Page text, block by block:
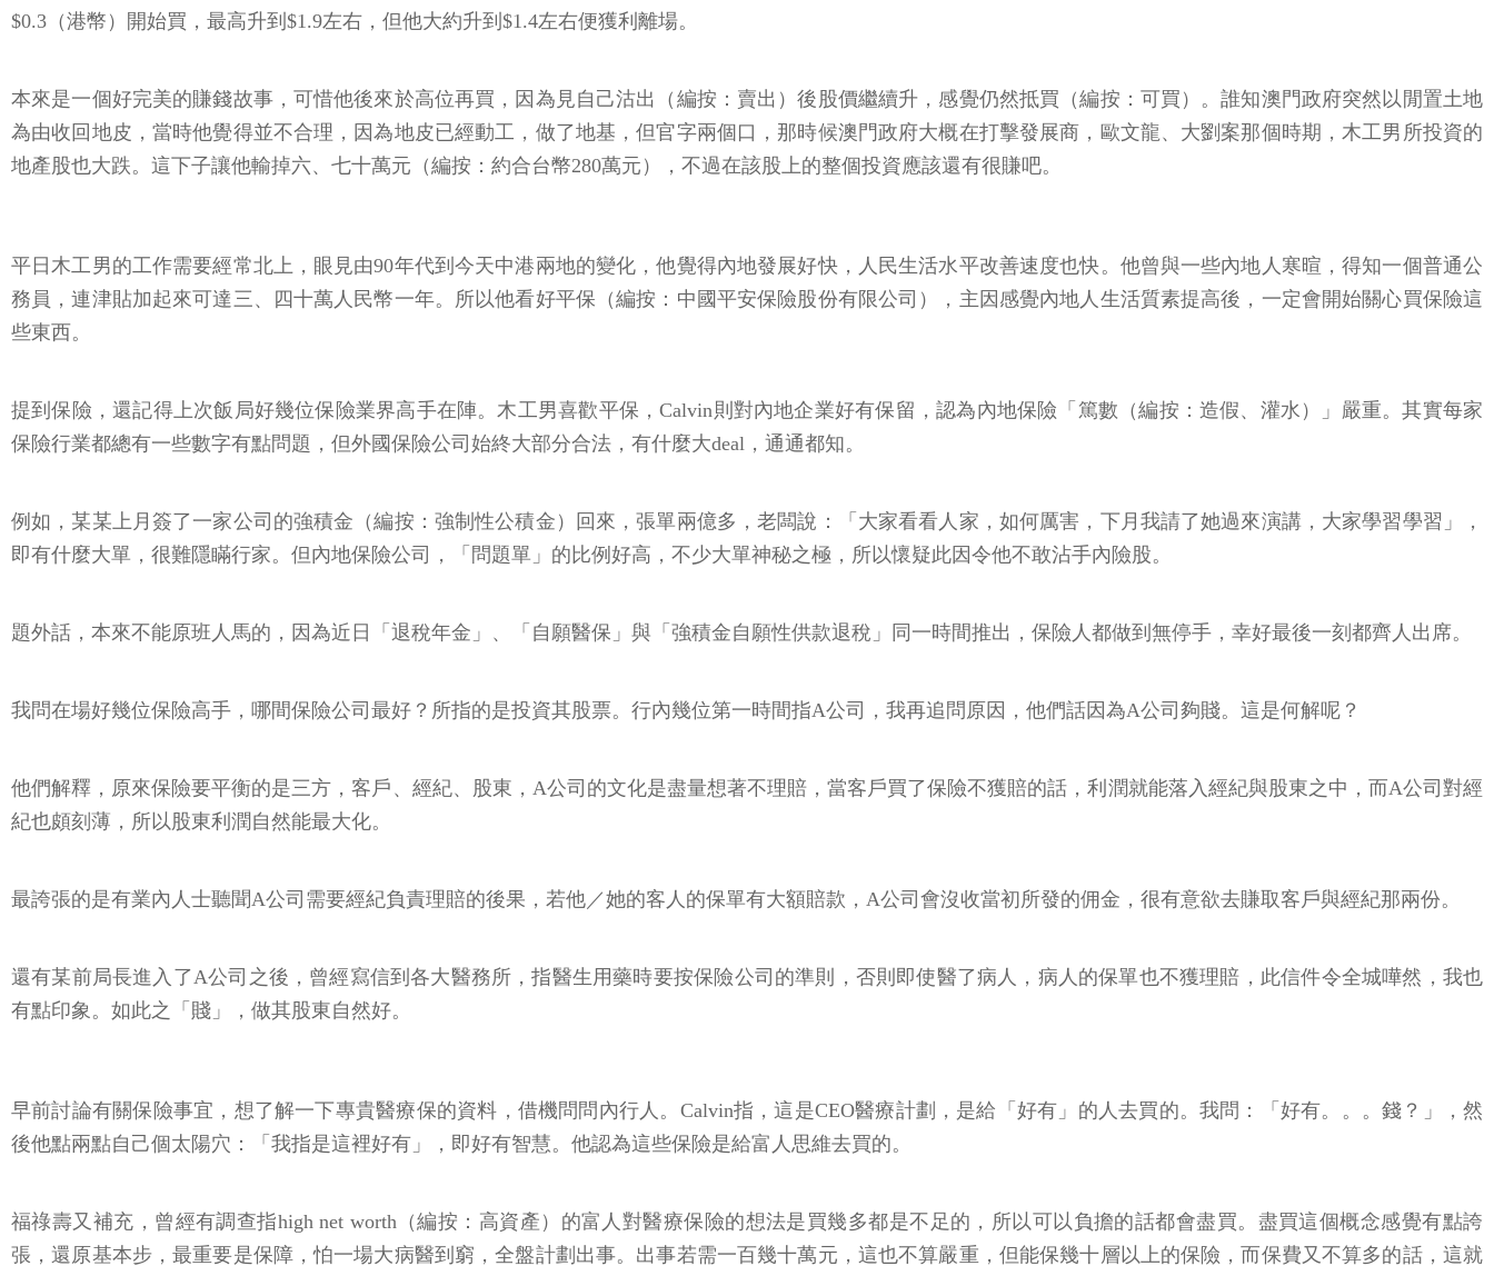
$0.3（港幣）開始買，最高升到$1.9左右，但他大約升到$1.4左右便獲利離場。
本來是一個好完美的賺錢故事，可惜他後來於高位再買，因為見自己沽出（編按：賣出）後股價繼續升，感覺仍然抵買（編按：可買）。誰知澳門政府突然以閒置土地
為由收回地皮，當時他覺得並不合理，因為地皮已經動工，做了地基，但官字兩個口，那時候澳門政府大概在打擊發展商，歐文龍、大劉案那個時期，木工男所投資的
地產股也大跌。這下子讓他輸掉六、七十萬元（編按：約合台幣280萬元），不過在該股上的整個投資應該還有很賺吧。
平日木工男的工作需要經常北上，眼見由90年代到今天中港兩地的變化，他覺得內地發展好快，人民生活水平改善速度也快。他曾與一些內地人寒暄，得知一個普通公
務員，連津貼加起來可達三、四十萬人民幣一年。所以他看好平保（編按：中國平安保險股份有限公司），主因感覺內地人生活質素提高後，一定會開始關心買保險這
些東西。
提到保險，還記得上次飯局好幾位保險業界高手在陣。木工男喜歡平保，Calvin則對內地企業好有保留，認為內地保險「篤數（編按：造假、灌水）」嚴重。其實每家
保險行業都總有一些數字有點問題，但外國保險公司始終大部分合法，有什麼大deal，通通都知。
例如，某某上月簽了一家公司的強積金（編按：強制性公積金）回來，張單兩億多，老闆說：「大家看看人家，如何厲害，下月我請了她過來演講，大家學習學習」，
即有什麼大單，很難隱瞞行家。但內地保險公司，「問題單」的比例好高，不少大單神秘之極，所以懷疑此因令他不敢沾手內險股。
題外話，本來不能原班人馬的，因為近日「退稅年金」、「自願醫保」與「強積金自願性供款退稅」同一時間推出，保險人都做到無停手，幸好最後一刻都齊人出席。
我問在場好幾位保險高手，哪間保險公司最好？所指的是投資其股票。行內幾位第一時間指A公司，我再追問原因，他們話因為A公司夠賤。這是何解呢？
他們解釋，原來保險要平衡的是三方，客戶、經紀、股東，A公司的文化是盡量想著不理賠，當客戶買了保險不獲賠的話，利潤就能落入經紀與股東之中，而A公司對經
紀也頗刻薄，所以股東利潤自然能最大化。
最誇張的是有業內人士聽聞A公司需要經紀負責理賠的後果，若他／她的客人的保單有大額賠款，A公司會沒收當初所發的佣金，很有意欲去賺取客戶與經紀那兩份。
還有某前局長進入了A公司之後，曾經寫信到各大醫務所，指醫生用藥時要按保險公司的準則，否則即使醫了病人，病人的保單也不獲理賠，此信件令全城嘩然，我也
有點印象。如此之「賤」，做其股東自然好。
早前討論有關保險事宜，想了解一下專貴醫療保的資料，借機問問內行人。Calvin指，這是CEO醫療計劃，是給「好有」的人去買的。我問：「好有。。。錢？」，然
後他點兩點自己個太陽穴：「我指是這裡好有」，即好有智慧。他認為這些保險是給富人思維去買的。
福祿壽又補充，曾經有調查指high net worth（編按：高資產）的富人對醫療保險的想法是買幾多都是不足的，所以可以負擔的話都會盡買。盡買這個概念感覺有點誇
張，還原基本步，最重要是保障，怕一場大病醫到窮，全盤計劃出事。出事若需一百幾十萬元，這也不算嚴重，但能保幾十層以上的保險，而保費又不算多的話，這就